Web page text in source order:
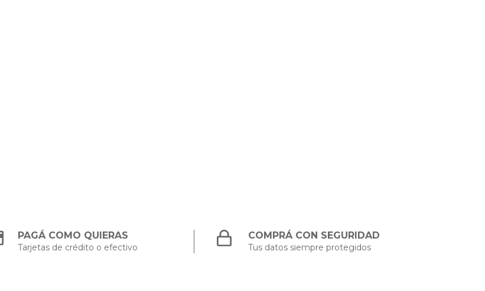
PAGÁ COMO QUIERAS
Tarjetas de crédito o efectivo
COMPRÁ CON SEGURIDAD
Tus datos siempre protegidos